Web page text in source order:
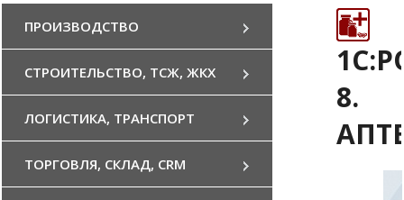
ПРОИЗВОДСТВО
СТРОИТЕЛЬСТВО, ТСЖ, ЖКХ
ЛОГИСТИКА, ТРАНСПОРТ
ТОРГОВЛЯ, СКЛАД, CRM
8.